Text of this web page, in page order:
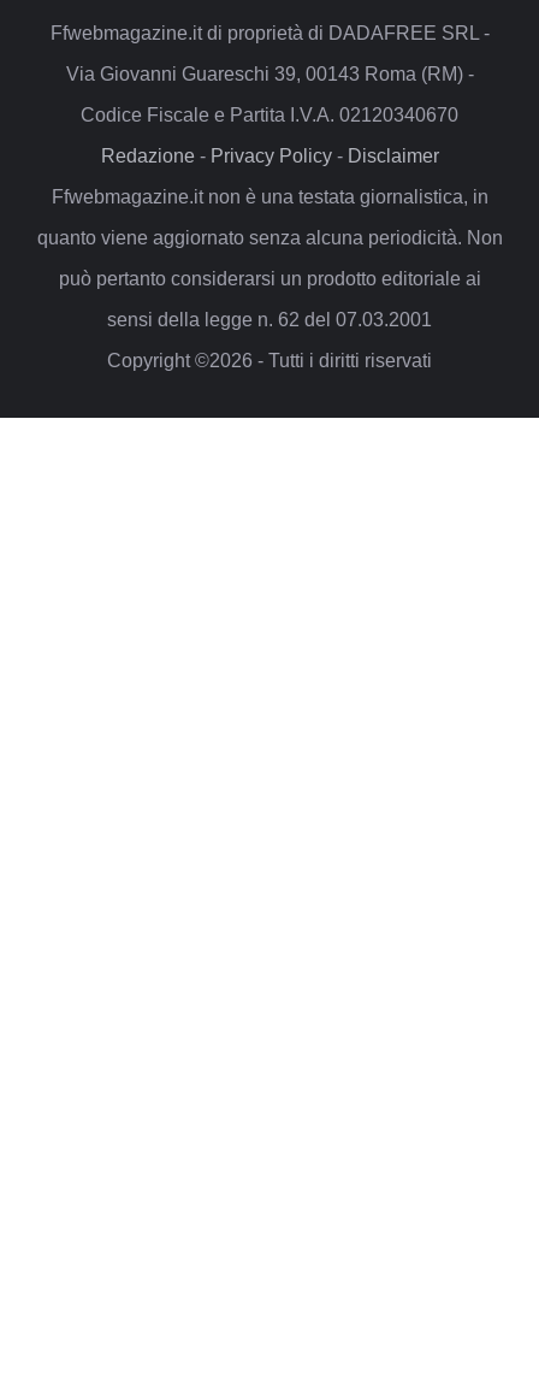
Ffwebmagazine.it di proprietà di DADAFREE SRL -
Via Giovanni Guareschi 39, 00143 Roma (RM) -
Codice Fiscale e Partita I.V.A. 02120340670
Redazione- Privacy Policy- Disclaimer
Ffwebmagazine.it non è una testata giornalistica, in
quanto viene aggiornato senza alcuna periodicità. Non
può pertanto considerarsi un prodotto editoriale ai
sensi della legge n. 62 del 07.03.2001
Copyright ©2026 - Tutti i diritti riservati